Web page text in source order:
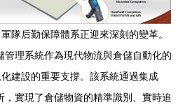
隊后勤保障體系正迎來深刻的變革。
理系統作為現代物流與倉儲自動化的
建設的重要支撐。該系統通過集成
實現了倉儲物資的精準識別、實時追